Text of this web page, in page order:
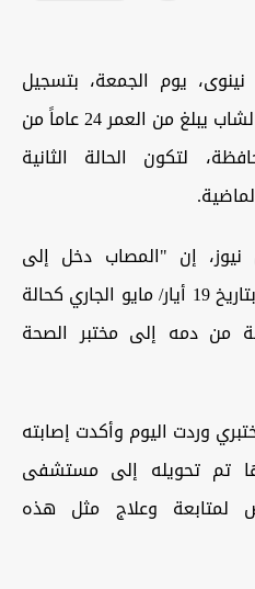
يوم الجمعة، بتسجيل
إصابة جديدة بالحمى النزفية لشاب يبلغ من العمر 24 عاماً من
لتكون الحالة الثانية
إن "المصاب دخل إلى
مستشفى السلام التعليمي بتاريخ 19 أيار/ مايو الجاري كحالة
من دمه إلى مختبر الصحة
وردت اليوم وأكدت إصابته
تم تحويله إلى مستشفى
لمتابعة وعلاج مثل هذه